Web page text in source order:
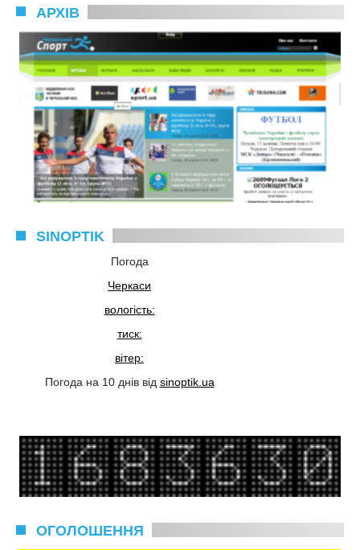
АРХІВ
SINOPTIK
Погода
Черкаси
вологість:
тиск:
вітер:
Погода на 10 днів від sinoptik.ua
ОГОЛОШЕННЯ